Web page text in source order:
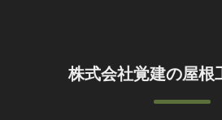
株式会社覚建の屋根